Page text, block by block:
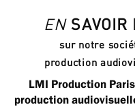
ENSAVOIR
sur notre
production
LMI Production
production